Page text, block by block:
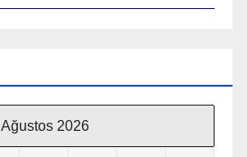
Ağustos 2026